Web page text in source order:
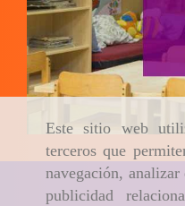
Este sitio web
terceros que
navegación,
publicidad